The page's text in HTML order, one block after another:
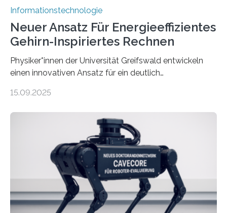
Informationstechnologie
Neuer Ansatz Für Energieeffizientes
Gehirn-Inspiriertes Rechnen
Physiker*innen der Universität Greifswald entwickeln
einen innovativen Ansatz für ein deutlich
Lösungsweg ist inspiriert vom menschlichen Gehirn. Die
stellt die heutige Computertechnik vor
Herausforderungen. Herkömmliche Silizium-
Prozessoren stoßen an ihre Grenzen: Sie verbrauchen
viel Energie, die Speicher- und Verarbeitungseinheiten
sind voneinander getrennt und die Datenübertragung
bremst komplexe Anwendungen aus. Da KI-Modelle
immer größer werden und riesige Datenmengen
verarbeiten müssen, steigt der Bedarf an neuen
15.09.2025